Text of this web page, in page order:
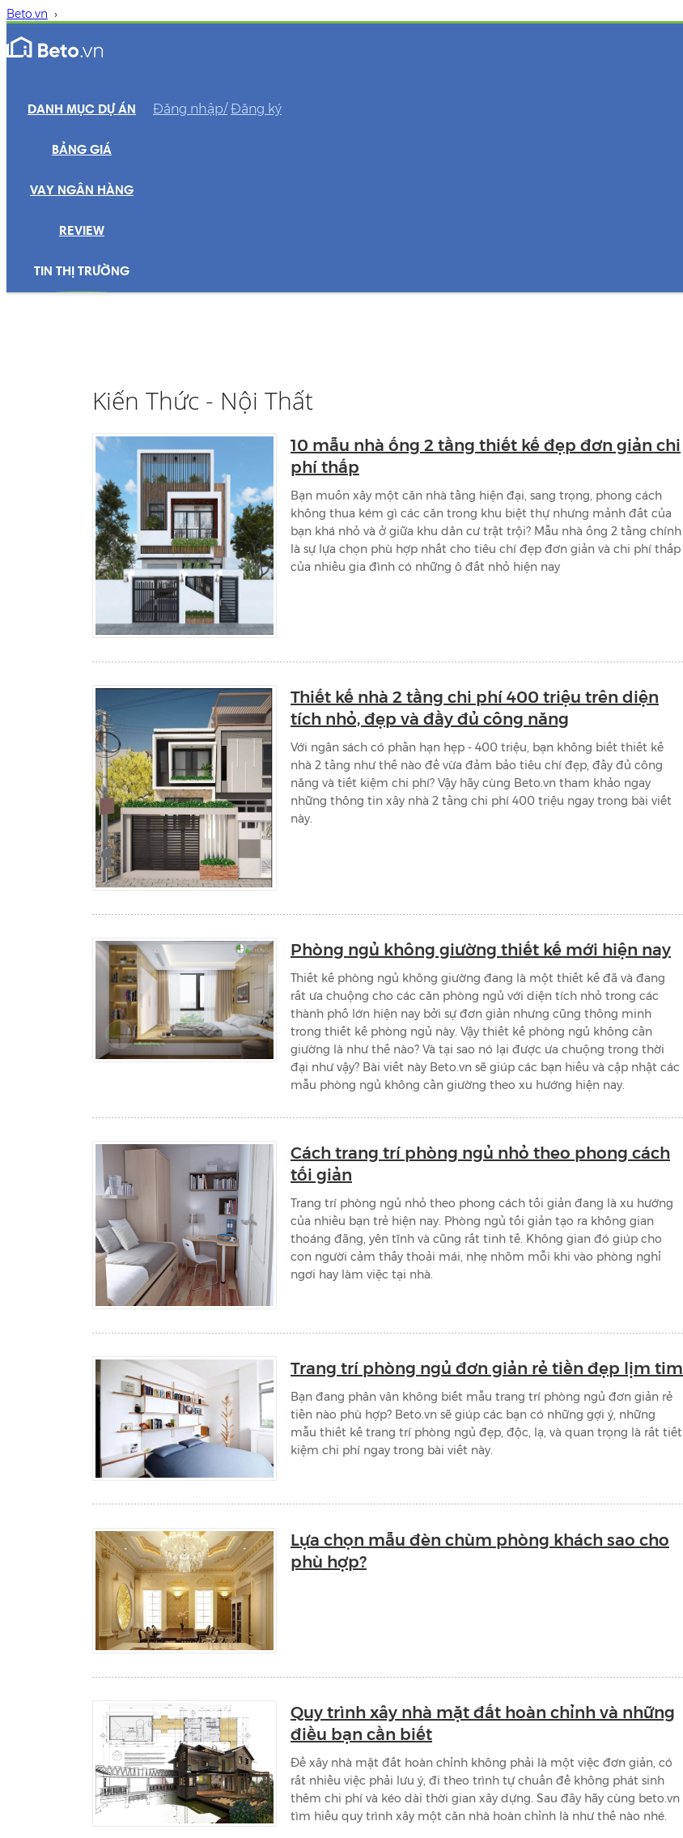
Beto.vn ›
DANH MỤC DỰ ÁN
BẢNG GIÁ
VAY NGÂN HÀNG
REVIEW
TIN THỊ TRƯỜNG
Đăng nhập/ Đăng ký
Kiến Thức - Nội Thất
10 mẫu nhà ống 2 tầng thiết kế đẹp đơn giản chi
phí thấp
Bạn muốn xây một căn nhà tầng hiện đại, sang trọng, phong cách
không thua kém gì các căn trong khu biệt thự nhưng mảnh đất của
bạn khá nhỏ và ở giữa khu dân cư trật trội? Mẫu nhà ống 2 tầng chính
là sự lựa chọn phù hợp nhất cho tiêu chí đẹp đơn giản và chi phí thấp
của nhiều gia đình có những ô đất nhỏ hiện nay
Thiết kế nhà 2 tầng chi phí 400 triệu trên diện
tích nhỏ, đẹp và đầy đủ công năng
Với ngân sách có phần hạn hẹp - 400 triệu, bạn không biết thiết kế
nhà 2 tầng như thế nào để vừa đảm bảo tiêu chí đẹp, đầy đủ công
năng và tiết kiệm chi phí? Vậy hãy cùng Beto.vn tham khảo ngay
những thông tin xây nhà 2 tầng chi phí 400 triệu ngay trong bài viết
này.
Phòng ngủ không giường thiết kế mới hiện nay
Thiết kế phòng ngủ không giường đang là một thiết kế đã và đang
rất ưa chuộng cho các căn phòng ngủ với diện tích nhỏ trong các
thành phố lớn hiện nay bởi sự đơn giản nhưng cũng thông minh
trong thiết kế phòng ngủ này. Vậy thiết kế phòng ngủ không cần
giường là như thế nào? Và tại sao nó lại được ưa chuộng trong thời
đại như vậy? Bài viết này Beto.vn sẽ giúp các bạn hiểu và cập nhật các
mẫu phòng ngủ không cần giường theo xu hướng hiện nay.
Cách trang trí phòng ngủ nhỏ theo phong cách
tối giản
Trang trí phòng ngủ nhỏ theo phong cách tối giản đang là xu hướng
của nhiều bạn trẻ hiện nay. Phòng ngủ tối giản tạo ra không gian
thoáng đãng, yên tĩnh và cũng rất tinh tế. Không gian đó giúp cho
con người cảm thấy thoải mái, nhẹ nhõm mỗi khi vào phòng nghỉ
ngơi hay làm việc tại nhà.
Trang trí phòng ngủ đơn giản rẻ tiền đẹp lịm tim
Bạn đang phân vân không biết mẫu trang trí phòng ngủ đơn giản rẻ
tiền nào phù hợp? Beto.vn sẽ giúp các bạn có những gợi ý, những
mẫu thiết kế trang trí phòng ngủ đẹp, độc, lạ, và quan trọng là rất tiết
kiệm chi phí ngay trong bài viết này.
Lựa chọn mẫu đèn chùm phòng khách sao cho
phù hợp?
Quy trình xây nhà mặt đất hoàn chỉnh và những
điều bạn cần biết
Để xây nhà mặt đất hoàn chỉnh không phải là một việc đơn giản, có
rất nhiều việc phải lưu ý, đi theo trình tự chuẩn để không phát sinh
thêm chi phí và kéo dài thời gian xây dựng. Sau đây hãy cùng beto.vn
tìm hiểu quy trình xây một căn nhà hoàn chỉnh là như thế nào nhé.